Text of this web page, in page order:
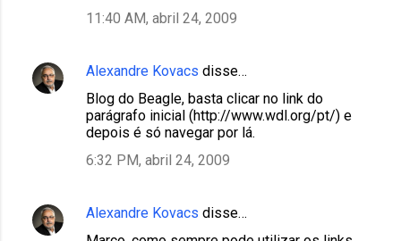
11:40 AM, abril 24, 2009
Alexandre Kovacs disse…
Blog do Beagle, basta clicar no link do
parágrafo inicial (http://www.wdl.org/pt/) e
depois é só navegar por lá.
6:32 PM, abril 24, 2009
Alexandre Kovacs disse…